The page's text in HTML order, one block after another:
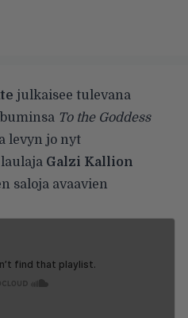
julkaisee tulevana
To the Goddess
levyn jo nyt
Galzi Kallion
saloja avaavien